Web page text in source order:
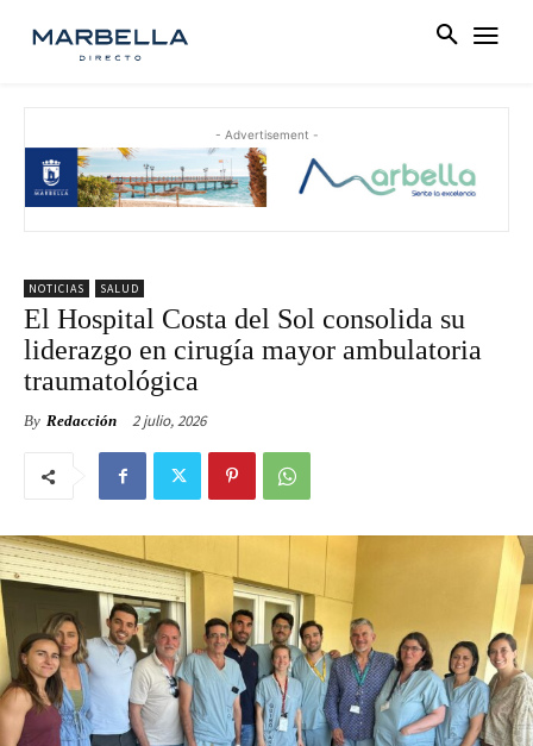
- Advertisement -
NOTICIAS SALUD
El Hospital Costa del Sol consolida su
liderazgo en cirugía mayor ambulatoria
traumatológica
By Redacción 2 julio, 2026